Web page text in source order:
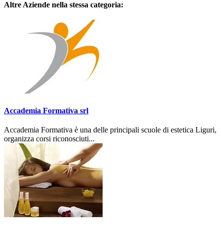
Altre Aziende nella stessa categoria:
Accademia Formativa srl
Accademia Formativa è una delle principali scuole di estetica Liguri,
organizza corsi riconosciuti...